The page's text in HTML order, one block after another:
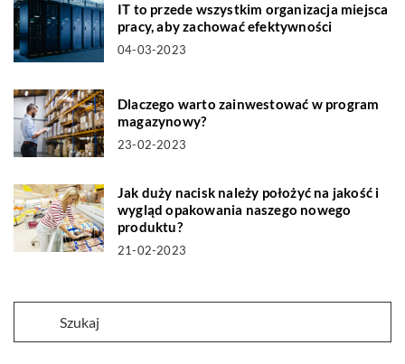
IT to przede wszystkim organizacja miejsca
pracy, aby zachować efektywności
04-03-2023
Dlaczego warto zainwestować w program
magazynowy?
23-02-2023
Jak duży nacisk należy położyć na jakość i
wygląd opakowania naszego nowego
produktu?
21-02-2023